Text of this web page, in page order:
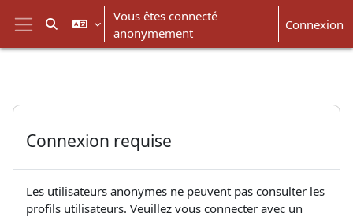
Passer au contenu principal
Panneau latéral
Activer/désactiver la saisie de recherche
Vous êtes connecté
anonymement
Connexion
Connexion requise
Les utilisateurs anonymes ne peuvent pas consulter les
profils utilisateurs. Veuillez vous connecter avec un